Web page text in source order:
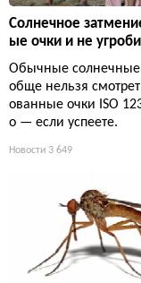
Солнечное
ые очки и не
Обычные солнечные
обще нельзя
ованные очки ISO
о — если успеете.
Новости 3 649